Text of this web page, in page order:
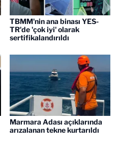
TBMM'nin ana binası YES-
TR'de 'çok iyi' olarak
sertifikalandırıldı
Marmara Adası açıklarında
arızalanan tekne kurtarıldı